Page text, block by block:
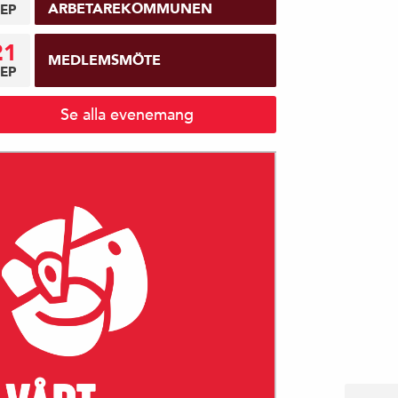
ARBETAREKOMMUNEN
MEDLEMSMÖTE
Se alla evenemang